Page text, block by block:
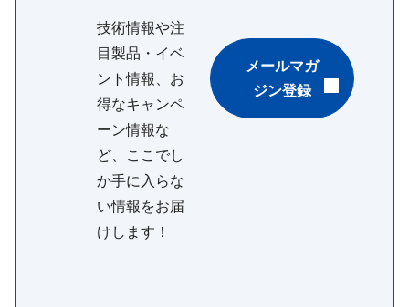
技術情報や注
目製品・イベ
ント情報、お
得なキャンペ
ーン情報な
ど、ここでし
か手に入らな
い情報をお届
けします！
メールマガ
ジン登録